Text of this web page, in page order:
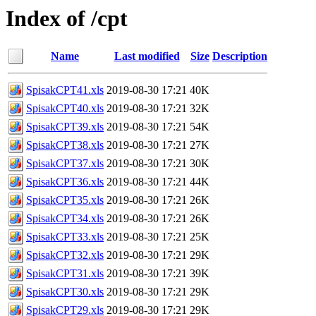
Index of /cpt
Name Last modified Size Description
SpisakCPT41.xls 2019-08-30 17:21 40K
SpisakCPT40.xls 2019-08-30 17:21 32K
SpisakCPT39.xls 2019-08-30 17:21 54K
SpisakCPT38.xls 2019-08-30 17:21 27K
SpisakCPT37.xls 2019-08-30 17:21 30K
SpisakCPT36.xls 2019-08-30 17:21 44K
SpisakCPT35.xls 2019-08-30 17:21 26K
SpisakCPT34.xls 2019-08-30 17:21 26K
SpisakCPT33.xls 2019-08-30 17:21 25K
SpisakCPT32.xls 2019-08-30 17:21 29K
SpisakCPT31.xls 2019-08-30 17:21 39K
SpisakCPT30.xls 2019-08-30 17:21 29K
SpisakCPT29.xls 2019-08-30 17:21 29K